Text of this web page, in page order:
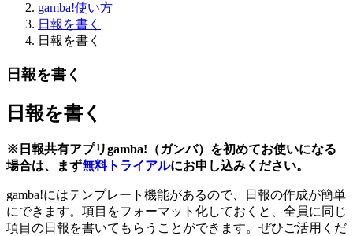
gamba!使い方
日報を書く
日報を書く
日報を書く
日報を書く
※日報共有アプリgamba!（ガンバ）を初めてお使いになる
場合は、まず無料トライアルにお申し込みください。
gamba!にはテンプレート機能があるので、日報の作成が簡単
にできます。項目をフォーマット化しておくと、全員に同じ
項目の日報を書いてもらうことができます。ぜひご活用くだ